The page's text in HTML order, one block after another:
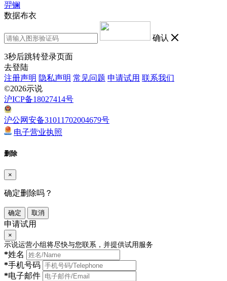
羿镧
数据布衣
确认
3秒后跳转登录页面
去登陆
注册声明 隐私声明 常见问题 申请试用 联系我们
©2026示说
沪ICP备18027414号
沪公网安备31011702004679号
电子营业执照
删除
×
确定删除吗？
确定 取消
申请试用
×
示说运营小组将尽快与您联系，并提供试用服务
*姓名
*手机号码
*电子邮件